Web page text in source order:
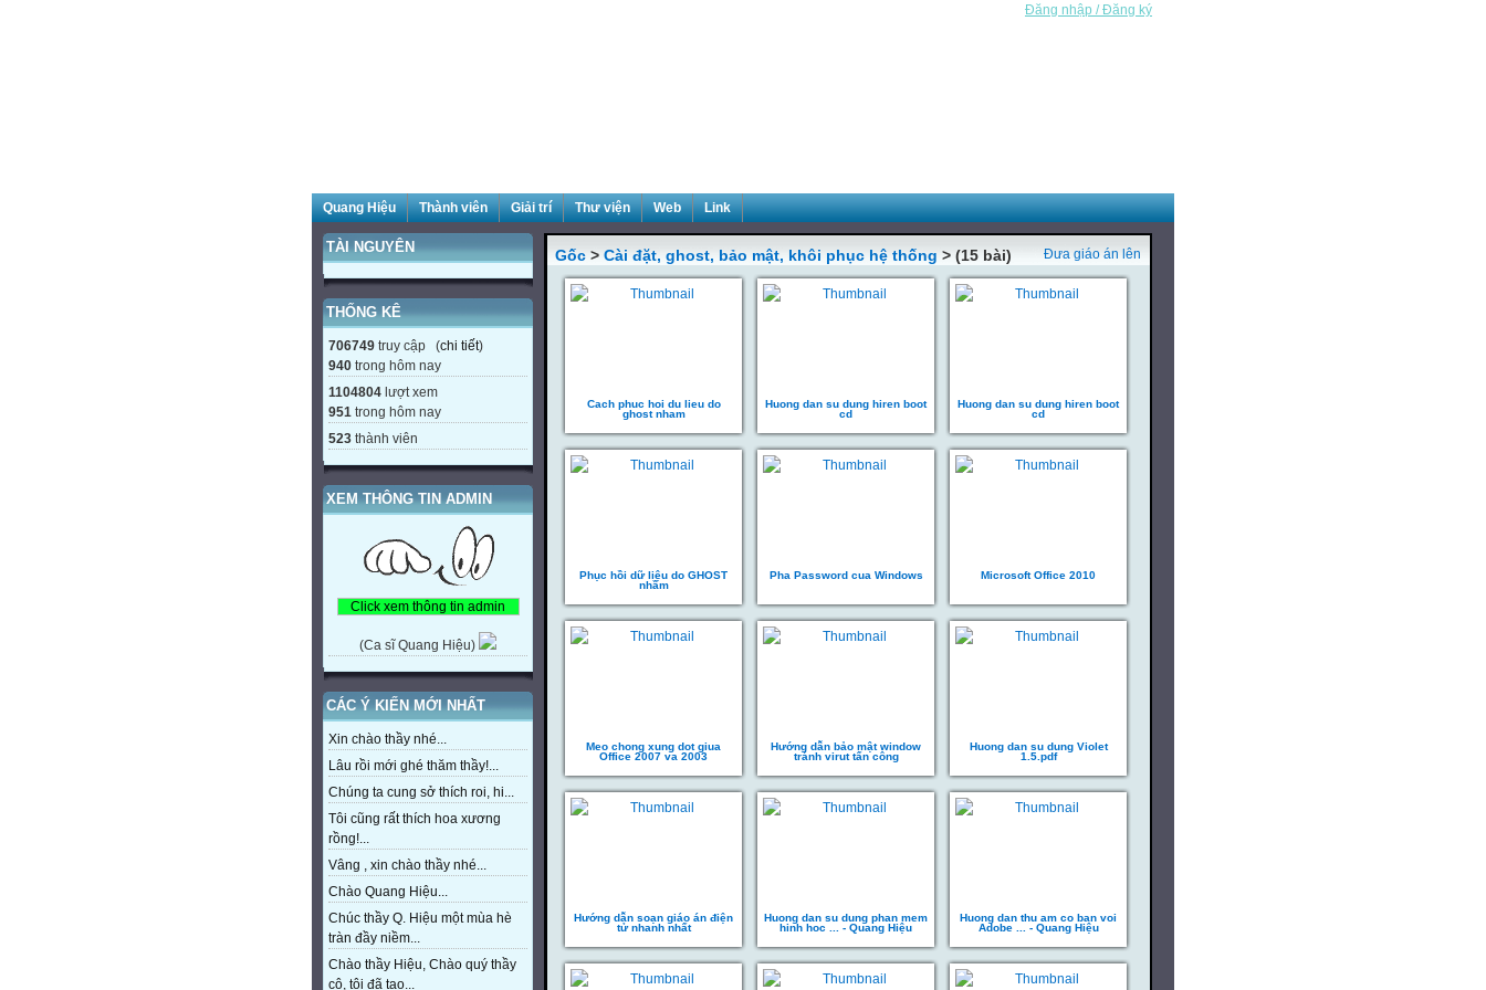
Đăng nhập / Đăng ký
Quang Hiệu Thành viên Giải trí Thư viện Web Link
TÀI NGUYÊN
THỐNG KÊ
706749 truy cập (chi tiết)
940 trong hôm nay
1104804 lượt xem
951 trong hôm nay
523 thành viên
XEM THÔNG TIN ADMIN
(Ca sĩ Quang Hiệu)
CÁC Ý KIẾN MỚI NHẤT
Xin chào thầy nhé...
Lâu rồi mới ghé thăm thầy!...
Chúng ta cung sở thích roi, hi...
Tôi cũng rất thích hoa xương
rồng!...
Vâng , xin chào thầy nhé...
Chào Quang Hiệu...
Chúc thầy Q. Hiệu một mùa hè
tràn đầy niềm...
Chào thầy Hiệu, Chào quý thầy
cô, tôi đã tạo...
Đưa giáo án lên
Gốc > Cài đặt, ghost, bảo mật, khôi phục hệ thống > (15 bài)
Cach phuc hoi du lieu do
ghost nham
Huong dan su dung hiren boot
cd
Huong dan su dung hiren boot
cd
Phục hồi dữ liệu do GHOST
nhầm
Pha Password cua Windows Microsoft Office 2010
Meo chong xung dot giua
Office 2007 va 2003
Hướng dẫn bảo mật window
tránh virut tấn công
Huong dan su dung Violet
1.5.pdf
Hướng dẫn soạn giáo án điện
tử nhanh nhất
Huong dan su dung phan mem
hinh hoc ... - Quang Hiệu
Huong dan thu am co ban voi
Adobe ... - Quang Hiệu